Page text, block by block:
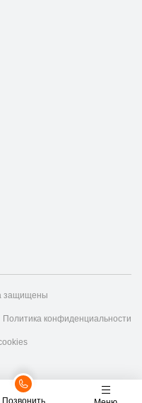
Позвонить
защищены
Политика конфиденциальности